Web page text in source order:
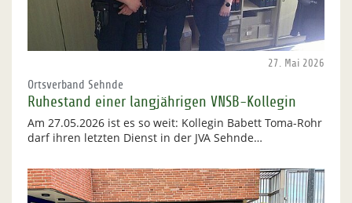
27. Mai 2026
Ortsverband Sehnde
Ruhestand einer langjährigen VNSB-Kollegin
Am 27.05.2026 ist es so weit: Kollegin Babett Toma-Rohr
darf ihren letzten Dienst in der JVA Sehnde…